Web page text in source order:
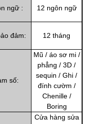
ngữ : 12 ngôn ngữ
đảm: 12 tháng
số:
Mũ / áo sơ mi /
phẳng / 3D /
sequin / Ghi /
đính cườm /
Chenille /
Boring
Cửa hàng sửa